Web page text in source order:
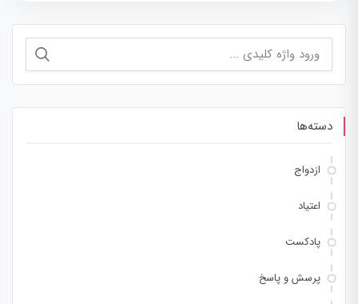
جستجو
برای:
دسته‌ها
ازدواج
اعتیاد
پادکست
پرسش و پاسخ